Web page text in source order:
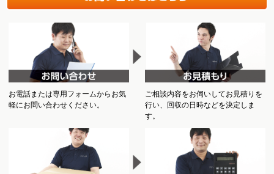
お電話または専用フォームからお気
軽にお問い合わせください。
ご相談内容をお伺いしてお見積りを
行い、回収の日時などを決定しま
す。